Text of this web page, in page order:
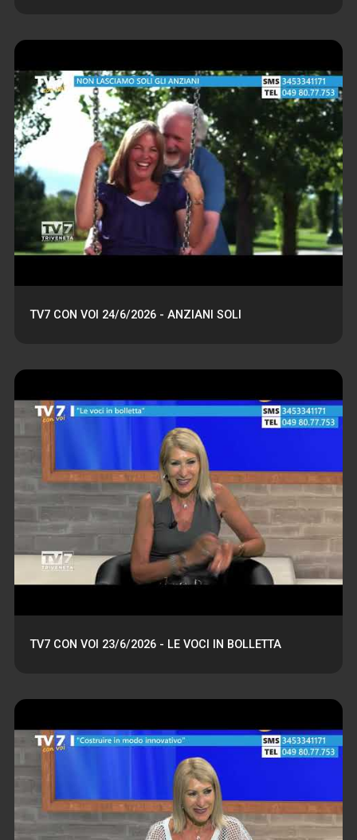
TV7 CON VOI 24/6/2026 - ANZIANI SOLI
TV7 CON VOI 23/6/2026 - LE VOCI IN BOLLETTA